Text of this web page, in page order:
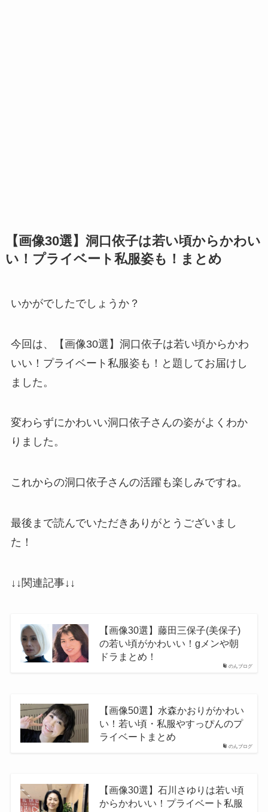
【画像30選】洞口依子は若い頃からかわい
い！プライベート私服姿も！まとめ
いかがでしたでしょうか？
今回は、【画像30選】洞口依子は若い頃からかわ
いい！プライベート私服姿も！と題してお届けし
ました。
変わらずにかわいい洞口依子さんの姿がよくわか
りました。
これからの洞口依子さんの活躍も楽しみですね。
最後まで読んでいただきありがとうございまし
た！
↓↓関連記事↓↓
のんブログ
【画像30選】藤田三保子(美保子)
の若い頃がかわいい！gメンや朝
ドラまとめ！
のんブログ
【画像50選】水森かおりがかわい
い！若い頃・私服やすっぴんのプ
ライベートまとめ
【画像30選】石川さゆりは若い頃
からかわいい！プライベート私服